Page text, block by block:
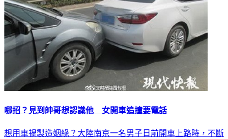
哪招？見到帥哥想認識他 女開車追撞要電話
想用車禍製造姻緣？大陸南京一名男子日前開車上路時，不斷